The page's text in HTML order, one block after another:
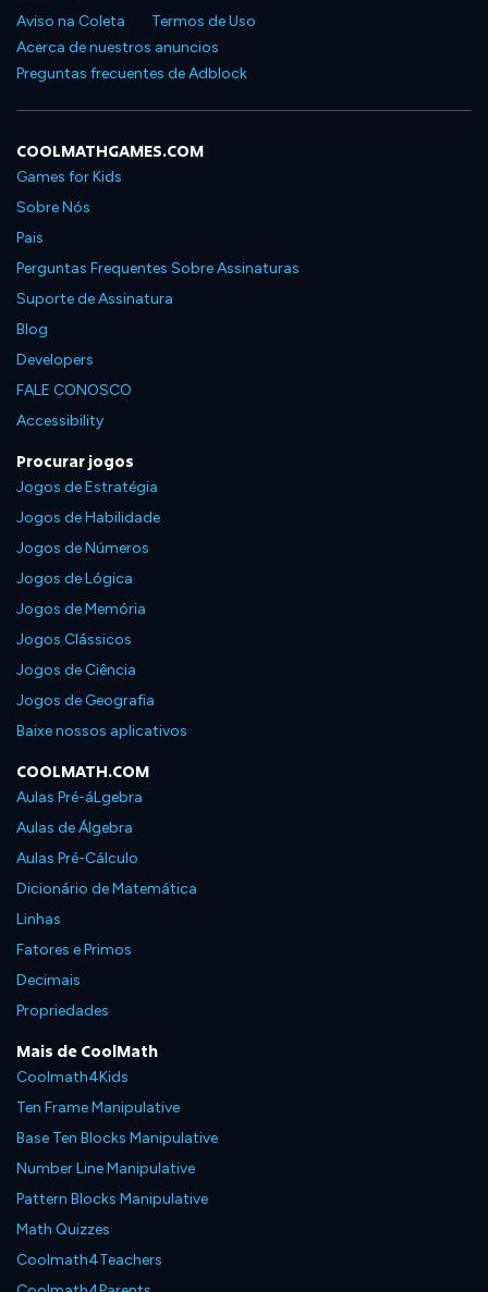
Aviso na Coleta
Termos de Uso
Acerca de nuestros anuncios
Preguntas frecuentes de Adblock
COOLMATHGAMES.COM
Games for Kids
Sobre Nós
Pais
Perguntas Frequentes Sobre Assinaturas
Suporte de Assinatura
Blog
Developers
FALE CONOSCO
Accessibility
Procurar jogos
Jogos de Estratégia
Jogos de Habilidade
Jogos de Números
Jogos de Lógica
Jogos de Memória
Jogos Clássicos
Jogos de Ciência
Jogos de Geografia
Baixe nossos aplicativos
COOLMATH.COM
Aulas Pré-áLgebra
Aulas de Álgebra
Aulas Pré-Cálculo
Dicionário de Matemática
Linhas
Fatores e Primos
Decimais
Propriedades
Mais de CoolMath
Coolmath4Kids
Ten Frame Manipulative
Base Ten Blocks Manipulative
Number Line Manipulative
Pattern Blocks Manipulative
Math Quizzes
Coolmath4Teachers